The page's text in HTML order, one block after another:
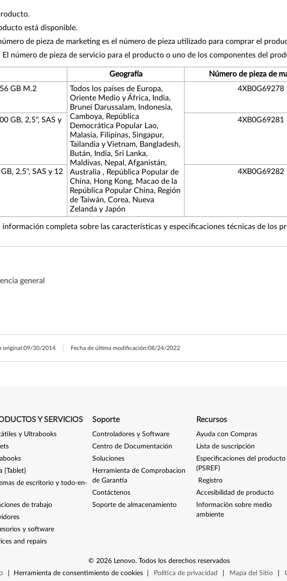
está disponible.
de pieza de marketing es el número de pieza utilizado para comprar el
El número de pieza de servicio para el producto o uno de los componentes del
Geografía Número de pieza de
GB M.2
Todos los países de Europa,
Oriente Medio y África, India,
Brunei Darussalam, Indonesia,
Camboya, República
Democrática Popular Lao,
Malasia, Filipinas, Singapur,
Tailandia y Vietnam, Bangladesh,
Bután, India, Sri Lanka,
Maldivas, Nepal, Afganistán,
Australia , República Popular de
China, Hong Kong, Macao de la
República Popular China, Región
de Taiwán, Corea, Nueva
Zelanda y Japón
4XB0G69278
GB, 2,5'', SAS y
4XB0G69281
2,5'', SAS y 12
4XB0G69282
información completa sobre las características y especificaciones técnicas de los
general
original:09/30/2014 Fecha de última modificación:08/24/2022
Y SERVICIOS
y Ultrabooks
{Tablet}
de escritorio y todo-en-
de trabajo
y software
and repairs
Soporte
Controladores y Software
Centro de Documentación
Soluciones
Herramienta de Comprobacion
de Garantía
Contáctenos
Soporte de almacenamiento
Recursos
Ayuda con Compras
Lista de suscripción
Especificaciones del producto
(PSREF)
Registro
Accesibilidad de producto
Información sobre medio
ambiente
© 2026 Lenovo. Todos los derechos reservados
Herramienta de consentimiento de cookies Política de privacidad Mapa del Sitio